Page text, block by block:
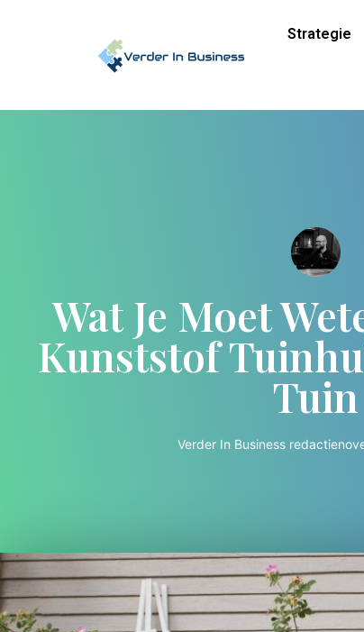
Strategie
Wat Je Moet
Kunststof
Tuin
Verder In Business redactie